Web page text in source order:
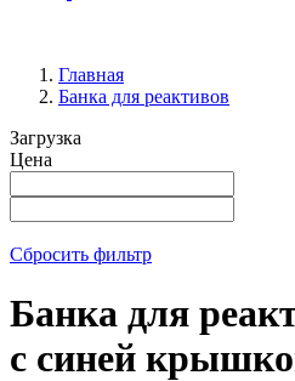
Главная
Банка для реактивов
Загрузка
Цена
Сбросить фильтр
Банка для
с синей